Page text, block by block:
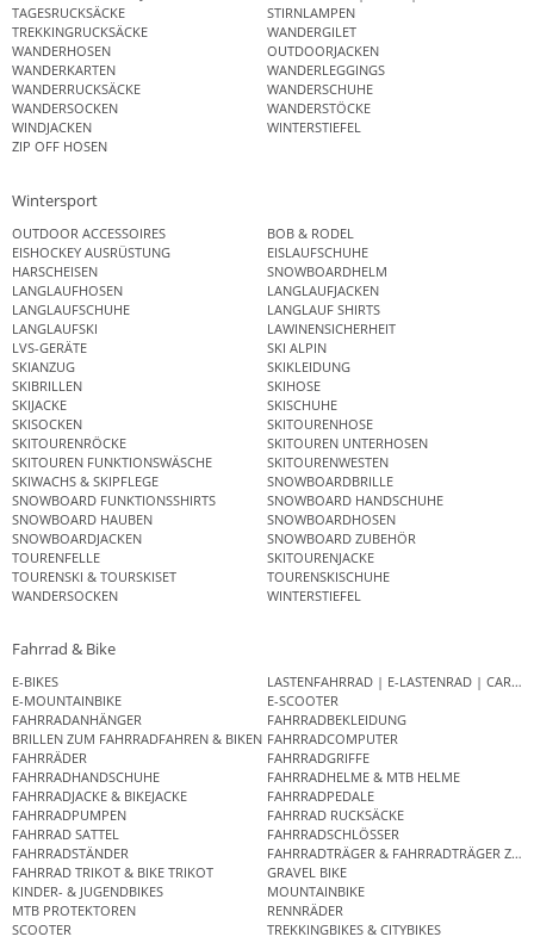
TAGESRUCKSÄCKE
STIRNLAMPEN
TREKKINGRUCKSÄCKE
WANDERGILET
WANDERHOSEN
OUTDOORJACKEN
WANDERKARTEN
WANDERLEGGINGS
WANDERRUCKSÄCKE
WANDERSCHUHE
WANDERSOCKEN
WANDERSTÖCKE
WINDJACKEN
WINTERSTIEFEL
ZIP OFF HOSEN
Wintersport
OUTDOOR ACCESSOIRES
BOB & RODEL
EISHOCKEY AUSRÜSTUNG
EISLAUFSCHUHE
HARSCHEISEN
SNOWBOARDHELM
LANGLAUFHOSEN
LANGLAUFJACKEN
LANGLAUFSCHUHE
LANGLAUF SHIRTS
LANGLAUFSKI
LAWINENSICHERHEIT
LVS-GERÄTE
SKI ALPIN
SKIANZUG
SKIKLEIDUNG
SKIBRILLEN
SKIHOSE
SKIJACKE
SKISCHUHE
SKISOCKEN
SKITOURENHOSE
SKITOURENRÖCKE
SKITOUREN UNTERHOSEN
SKITOUREN FUNKTIONSWÄSCHE
SKITOURENWESTEN
SKIWACHS & SKIPFLEGE
SNOWBOARDBRILLE
SNOWBOARD FUNKTIONSSHIRTS
SNOWBOARD HANDSCHUHE
SNOWBOARD HAUBEN
SNOWBOARDHOSEN
SNOWBOARDJACKEN
SNOWBOARD ZUBEHÖR
TOURENFELLE
SKITOURENJACKE
TOURENSKI & TOURSKISET
TOURENSKISCHUHE
WANDERSOCKEN
WINTERSTIEFEL
Fahrrad & Bike
E-BIKES
LASTENFAHRRAD | E-LASTENRAD |
E-MOUNTAINBIKE
E-SCOOTER
FAHRRADANHÄNGER
FAHRRADBEKLEIDUNG
BRILLEN ZUM FAHRRADFAHREN & BIKEN FAHRRADCOMPUTER
FAHRRÄDER
FAHRRADGRIFFE
FAHRRADHANDSCHUHE
FAHRRADHELME & MTB HELME
FAHRRADJACKE & BIKEJACKE
FAHRRADPEDALE
FAHRRADPUMPEN
FAHRRAD RUCKSÄCKE
FAHRRAD SATTEL
FAHRRADSCHLÖSSER
FAHRRADSTÄNDER
FAHRRADTRÄGER & FAHRRADTRÄGER
FAHRRAD TRIKOT & BIKE TRIKOT
GRAVEL BIKE
KINDER- & JUGENDBIKES
MOUNTAINBIKE
MTB PROTEKTOREN
RENNRÄDER
SCOOTER
TREKKINGBIKES & CITYBIKES